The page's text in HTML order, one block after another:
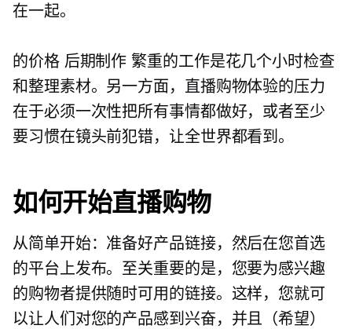
在一起。
的价格 后期制作 繁重的工作是花几个小时检查
和整理素材。另一方面，直播购物体验的压力
在于必须一次性把所有事情都做好，或者至少
要习惯在镜头前犯错，让全世界都看到。
如何开始直播购物
从简单开始：准备好产品链接，然后在您首选
的平台上发布。至关重要的是，您要为感兴趣
的购物者提供随时可用的链接。这样，您就可
以让人们对您的产品感到兴奋，并且（希望）